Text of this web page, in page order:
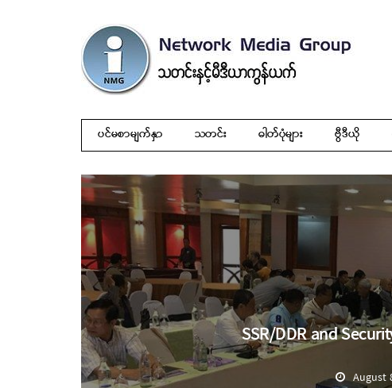
ပင်မစာမျက်နှာ သတင်း ဓါတ်ပုံများ ဗွီဒီယို
SSR/DDR and
August